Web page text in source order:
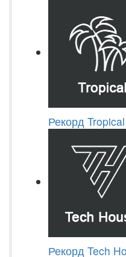
Рекорд Tropical
Рекорд Tech